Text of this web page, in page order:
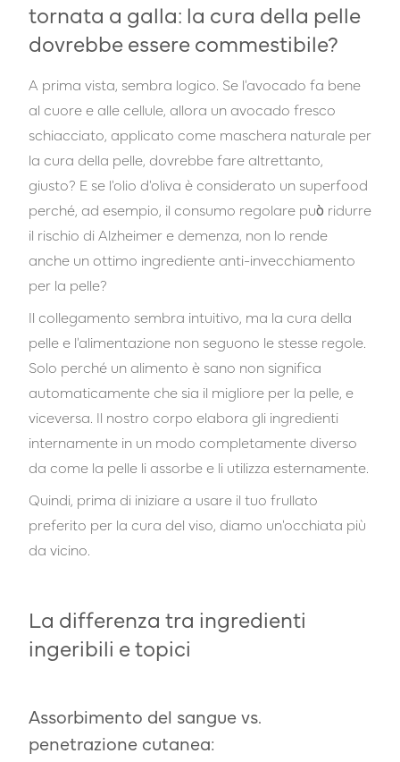
tornata a galla: la cura della pelle
dovrebbe essere commestibile?
A prima vista, sembra logico. Se l'avocado fa bene
al cuore e alle cellule, allora un avocado fresco
schiacciato, applicato come maschera naturale per
la cura della pelle, dovrebbe fare altrettanto,
giusto? E se l'olio d'oliva è considerato un superfood
perché, ad esempio, il consumo regolare può ridurre
il rischio di Alzheimer e demenza, non lo rende
anche un ottimo ingrediente anti-invecchiamento
per la pelle?
Il collegamento sembra intuitivo, ma la cura della
pelle e l'alimentazione non seguono le stesse regole.
Solo perché un alimento è sano non significa
automaticamente che sia il migliore per la pelle, e
viceversa. Il nostro corpo elabora gli ingredienti
internamente in un modo completamente diverso
da come la pelle li assorbe e li utilizza esternamente.
Quindi, prima di iniziare a usare il tuo frullato
preferito per la cura del viso, diamo un'occhiata più
da vicino.
La differenza tra ingredienti
ingeribili e topici
Assorbimento del sangue vs.
penetrazione cutanea: